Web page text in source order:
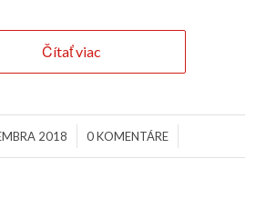
Čítať viac
2018
/ 0 KOMENTÁRE
/